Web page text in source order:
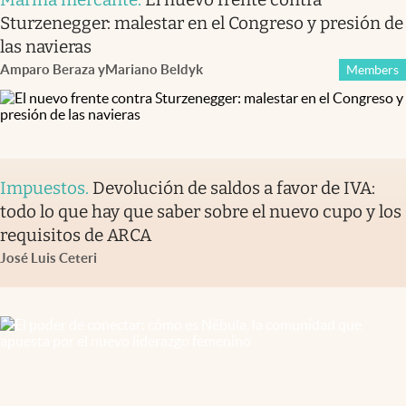
Sturzenegger: malestar en el Congreso y presión de
las navieras
Amparo Beraza yMariano Beldyk Members
Impuestos. Devolución de saldos a favor de IVA:
todo lo que hay que saber sobre el nuevo cupo y los
requisitos de ARCA
José Luis Ceteri